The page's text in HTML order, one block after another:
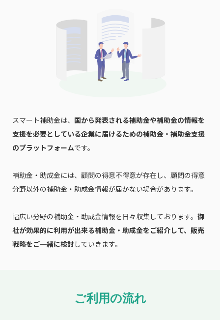
スマート補助金は、 国から発表される補助金や補助金の情報を
支援を必要としている企業に届けるための補助金・補助金支援
のプラットフォームです。
補助金・助成金には、顧問の得意不得意が存在し、顧問の得意
分野以外の補助金・助成金情報が届かない場合があります。
幅広い分野の補助金・助成金情報を日々収集しております。 御
社が効果的に利用が出来る補助金・助成金をご紹介して、販売
戦略をご一緒に検討していきます。
ご利用の流れ